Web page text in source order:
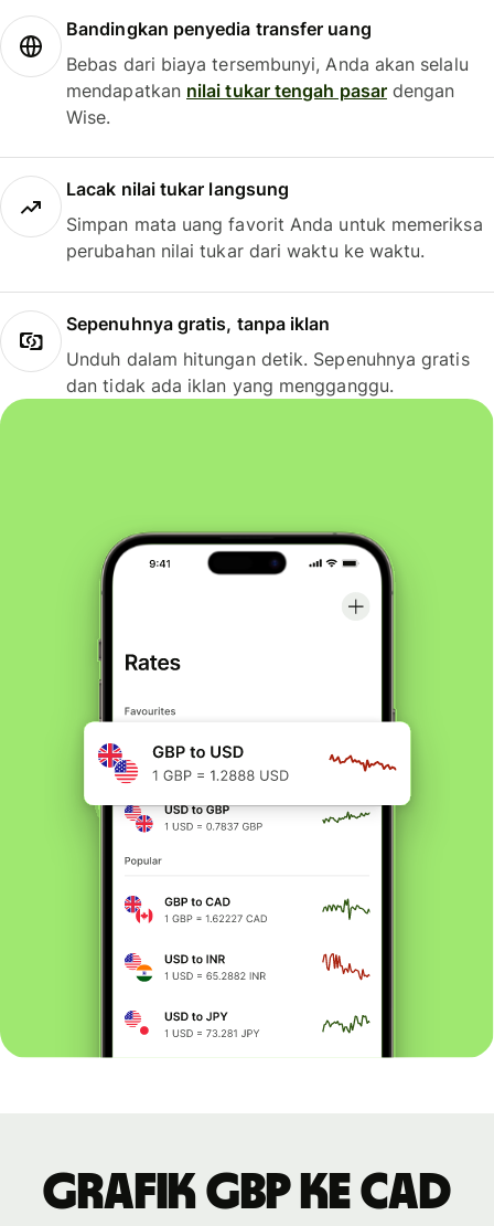
Bandingkan penyedia transfer uang
Bebas dari biaya tersembunyi, Anda akan selalu
mendapatkan nilai tukar tengah pasardengan
Wise.
Lacak nilai tukar langsung
Simpan mata uang favorit Anda untuk memeriksa
perubahan nilai tukar dari waktu ke waktu.
Sepenuhnya gratis, tanpa iklan
Unduh dalam hitungan detik. Sepenuhnya gratis
dan tidak ada iklan yang mengganggu.
Grafik GBP ke CAD